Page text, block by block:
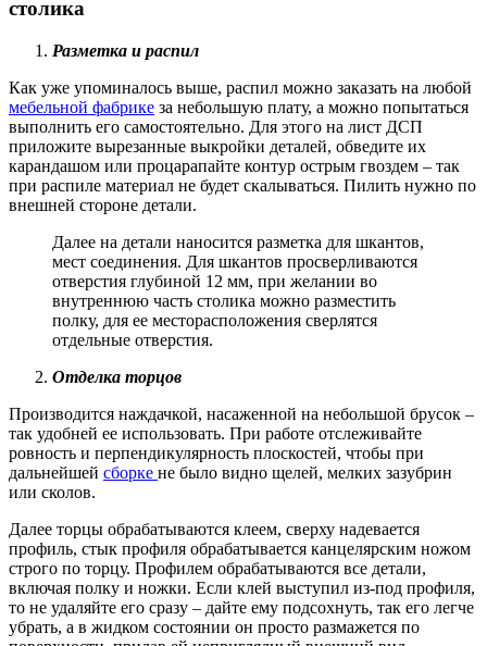
столика
Разметка и распил
Как уже упоминалось выше, распил можно заказать на любой
мебельной фабрике за небольшую плату, а можно попытаться
выполнить его самостоятельно. Для этого на лист ДСП
приложите вырезанные выкройки деталей, обведите их
карандашом или процарапайте контур острым гвоздем – так
при распиле материал не будет скалываться. Пилить нужно по
внешней стороне детали.
Далее на детали наносится разметка для шкантов,
мест соединения. Для шкантов просверливаются
отверстия глубиной 12 мм, при желании во
внутреннюю часть столика можно разместить
полку, для ее месторасположения сверлятся
отдельные отверстия.
Отделка торцов
Производится наждачкой, насаженной на небольшой брусок –
так удобней ее использовать. При работе отслеживайте
ровность и перпендикулярность плоскостей, чтобы при
дальнейшей сборке не было видно щелей, мелких зазубрин
или сколов.
Далее торцы обрабатываются клеем, сверху надевается
профиль, стык профиля обрабатывается канцелярским ножом
строго по торцу. Профилем обрабатываются все детали,
включая полку и ножки. Если клей выступил из-под профиля,
то не удаляйте его сразу – дайте ему подсохнуть, так его легче
убрать, а в жидком состоянии он просто размажется по